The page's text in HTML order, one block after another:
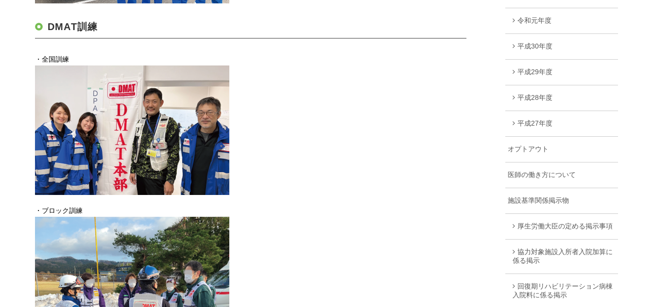
DMAT訓練
・全国訓練
・ブロック訓練
令和元年度
平成30年度
平成29年度
平成28年度
平成27年度
オプトアウト
医師の働き方について
施設基準関係掲示物
厚生労働大臣の定める掲示事項
協力対象施設入所者入院加算に
係る掲示
回復期リハビリテーション病棟
入院料に係る掲示